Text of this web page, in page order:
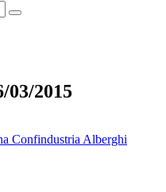
03/2015
Confindustria Alberghi